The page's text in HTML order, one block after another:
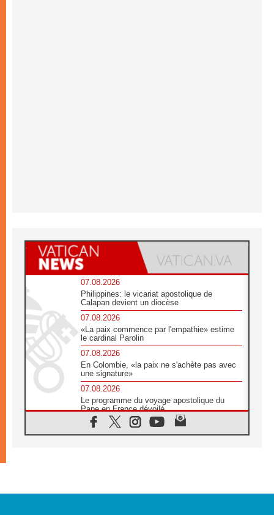
07.08.2026
Philippines: le vicariat apostolique de
Calapan devient un diocèse
07.08.2026
«La paix commence par l'empathie» estime
le cardinal Parolin
07.08.2026
En Colombie, «la paix ne s'achète pas avec
une signature»
07.08.2026
Le programme du voyage apostolique du
Pape en France dévoilé
07.08.2026
1ère Conférence continentale sur l'éducation
07.08.2026